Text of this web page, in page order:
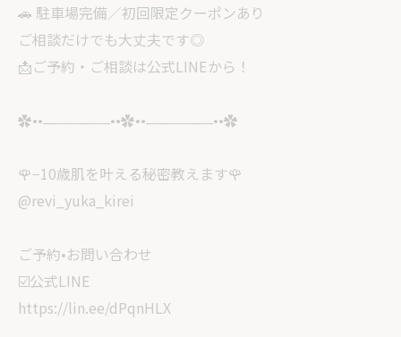
🚗 駐車場完備／初回限定クーポンあり
ご相談だけでも大丈夫です◎
📩ご予約・ご相談は公式LINEから！
✿••˗˗˗˗˗˗˗˗˗˗˗˗˗˗˗••✿••˗˗˗˗˗˗˗˗˗˗˗˗˗˗˗••✿
🌹−10歳肌を叶える秘密教えます🌹
@revi_yuka_kirei
ご予約•お問い合わせ
☑️公式LINE
https://lin.ee/dPqnHLX